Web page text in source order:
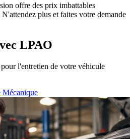
offre des prix imbattables
plus et faites votre demande
LPAO
l'entretien de votre véhicule
Mécanique